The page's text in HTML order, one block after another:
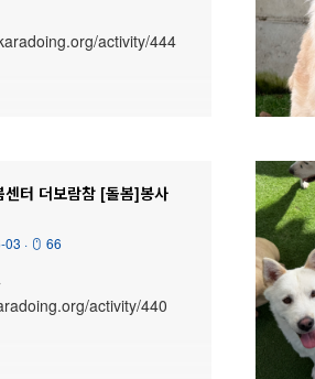
activity/444
터 더보람참 [돌봄]봉사
03 · 66
activity/440